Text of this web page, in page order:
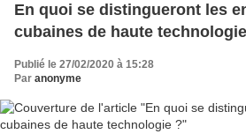
En quoi se distingueront les
cubaines de haute
Publié le 27/02/2020 à 15:28
Par anonyme